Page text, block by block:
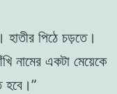
। হাতীর পিঠে চড়তে।
নামের একটা মেয়েকে
হবে ।”